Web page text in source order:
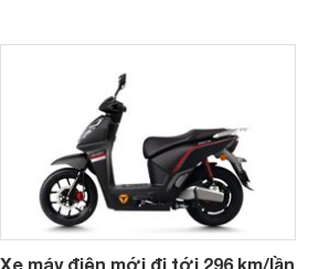
Xe máy điện mới đi tới 296 km/lần